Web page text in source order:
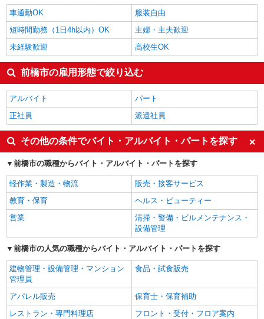
コールセンター1,400円
前橋市の他の職種の平均時給を見る
車通勤OK
服装自由
短時間勤務（1日4h以内）OK
主婦・主夫歓迎
未経験歓迎
高校生OK
前橋市の雇用形態で絞り込む
アルバイト
パート
正社員
派遣社員
その他の条件でバイト・アルバイト・パートを探す
前橋市の職種からバイト・アルバイト・パートを探す
軽作業・製造・物流
販売・接客サービス
教育・保育
ヘルス・ビューティー
営業
清掃・警備・ビルメンテナンス・
設備管理
前橋市の人気の職種からバイト・アルバイト・パートを探す
建物管理・設備管理・マンション
管理員
食品・試食販売
アパレル販売
保育士・保育補助
レストラン・専門料理店
フロント・受付・フロア案内